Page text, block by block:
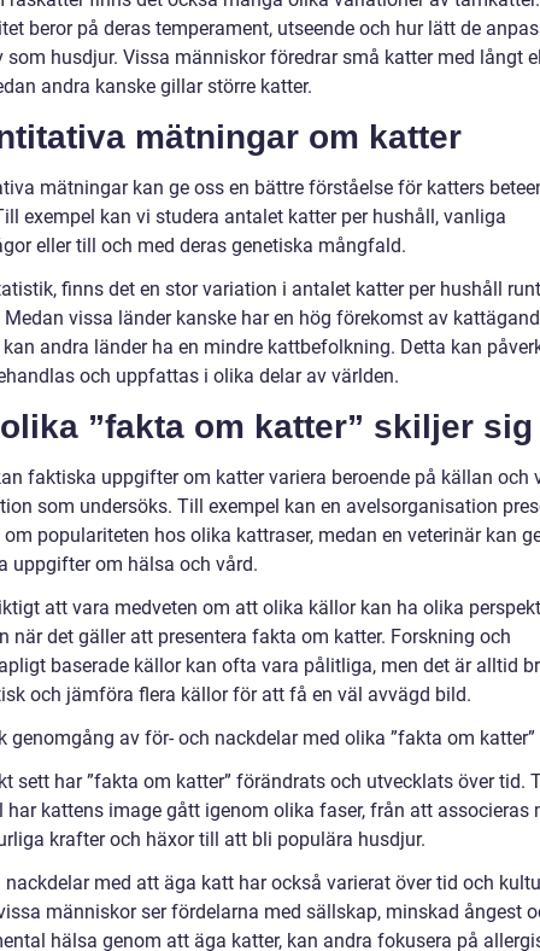
beror på deras temperament, utseende och hur lätt de
som husdjur. Vissa människor föredrar små katter med långt
andra kanske gillar större katter.
mätningar om katter
mätningar kan ge oss en bättre förståelse för katters
exempel kan vi studera antalet katter per hushåll, vanliga
eller till och med deras genetiska mångfald.
finns det en stor variation i antalet katter per hushåll
Medan vissa länder kanske har en hög förekomst av
andra länder ha en mindre kattbefolkning. Detta kan
och uppfattas i olika delar av världen.
”fakta om katter” skiljer sig
faktiska uppgifter om katter variera beroende på källan och
som undersöks. Till exempel kan en avelsorganisation
populariteten hos olika kattraser, medan en veterinär kan
uppgifter om hälsa och vård.
att vara medveten om att olika källor kan ha olika
när det gäller att presentera fakta om katter. Forskning och
baserade källor kan ofta vara pålitliga, men det är alltid
och jämföra flera källor för att få en väl avvägd bild.
genomgång av för- och nackdelar med olika ”fakta om katter”
sett har ”fakta om katter” förändrats och utvecklats över tid.
har kattens image gått igenom olika faser, från att associeras
krafter och häxor till att bli populära husdjur.
nackdelar med att äga katt har också varierat över tid och
människor ser fördelarna med sällskap, minskad ångest
hälsa genom att äga katter, kan andra fokusera på